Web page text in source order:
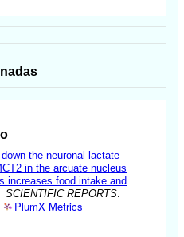
the neuronal lactate
in the arcuate nucleus
increases food intake and
.SCIENTIFIC REPORTS
PlumX Metrics